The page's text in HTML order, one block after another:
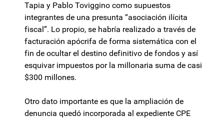
Tapia y Pablo Toviggino como supuestos
integrantes de una presunta “asociación ilícita
fiscal”. Lo propio, se habría realizado a través de
facturación apócrifa de forma sistemática con el
fin de ocultar el destino definitivo de fondos y así
esquivar impuestos por la millonaria suma de casi
$300 millones.
Otro dato importante es que la ampliación de
denuncia quedó incorporada al expediente CPE